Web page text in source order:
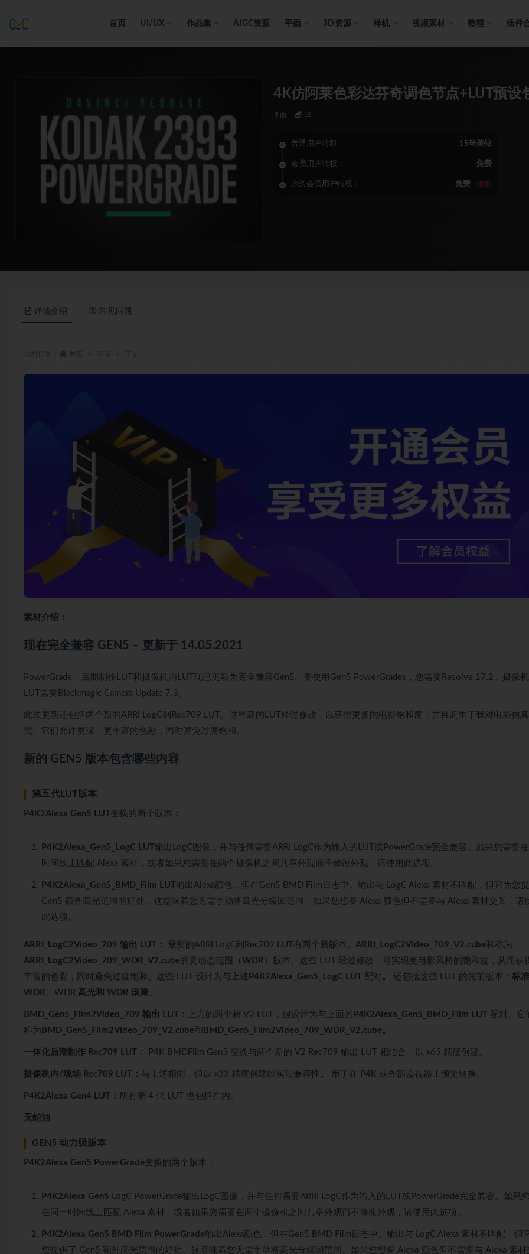
首页 UI/UX 作品集 AIGC资源 平面 3D资源 样机 视频素材 教程 插件
4K仿阿莱色彩达芬奇调色节点+LUT预设
平面 15
普通用户特权： 15琦美钻
会员用户特权： 免费
永久会员用户特权： 免费 推荐
详情介绍 常见问题
素材介绍：
现在完全兼容 GEN5 – 更新于 14.05.2021
PowerGrade、后期制作LUT和摄像机内LUT现已更新为完全兼容Gen5。要使用Gen5 PowerGrades，您需要Resolve 17.2。摄像机
LUT需要Blackmagic Camera Update 7.3。
此次更新还包括两个新的ARRI LogC到Rec709 LUT。这些新的LUT经过修改，以获得更多的电影饱和度，并且诞生于我对电影仿
究。它们允许更深、更丰富的色彩，同时避免过度饱和。
新的 GEN5 版本包含哪些内容
第五代LUT版本
P4K2Alexa Gen5 LUT 变换的两个版本 ：
P4K2Alexa_Gen5_LogC LUT 输出LogC图像，并与任何需要ARRI LogC作为输入的LUT或PowerGrade完全兼容。如果您需要
时间线上匹配 Alexa 素材，或者如果您需要在两个摄像机之间共享外观而不修改外观，请使用此选项。
P4K2Alexa_Gen5_BMD_Film LUT 输出Alexa颜色，但在Gen5 BMD Film日志中。输出与 LogC Alexa 素材不匹配，但它为您
Gen5 额外高光范围的好处。这意味着您无需手动将高光分级回范围。如果您想要 Alexa 颜色但不需要与 Alexa 素材交叉，请
此选项。
ARRI_LogC2Video_709 输出 LUT： 最新的ARRI LogC到Rec709 LUT有两个新版本。 ARRI_LogC2Video_709_V2.cube和称为
ARRI_LogC2Video_709_WDR_V2.cube的宽动态范围（ WDR ）版本。这些 LUT 经过修改，可实现更电影风格的饱和度，从而获
丰富的色彩，同时避免过度饱和。这些 LUT 设计为与上述 P4K2Alexa_Gen5_LogC LUT 配对 。 还包括这些 LUT 的先前版本： 标准
WDR 、WDR 高光和 WDR 滚降
BMD_Gen5_Film2Video_709 输出 LUT： 上方的两个新 V2 LUT，但设计为与上面的 P4K2Alexa_Gen5_BMD_Film LUT 配对。它
称为 BMD_Gen5_Film2Video_709_V2.cube和 BMD_Gen5_Film2Video_709_WDR_V2.cube。
一体化后期制作 Rec709 LUT： P4K BMDFilm Gen5 变换与两个新的 V2 Rec709 输出 LUT 相结合。以 x65 精度创建。
摄像机内/现场 Rec709 LUT： 与上述相同，但以 x33 精度创建以实现兼容性 。 用于在 P4K 或外部监视器上预览转换。
P4K2Alexa Gen4 LUT： 所有第 4 代 LUT 也包括在内。
无蛇油
GEN5 动力级版本
P4K2Alexa Gen5 PowerGrade变换的两个版本：
P4K2Alexa Gen5 LogC PowerGrade输出LogC图像，并与任何需要ARRI LogC作为输入的LUT或PowerGrade完全兼容。如果
在同一时间线上匹配 Alexa 素材，或者如果您需要在两个摄像机之间共享外观而不修改外观，请使用此选项。
P4K2Alexa Gen5 BMD Film PowerGrade输出Alexa颜色，但在Gen5 BMD Film日志中。输出与 LogC Alexa 素材不匹配，但
您提供了 Gen5 额外高光范围的好处。这意味着您无需手动将高光分级回范围。如果您想要 Alexa 颜色但不需要与 Alexa 素材